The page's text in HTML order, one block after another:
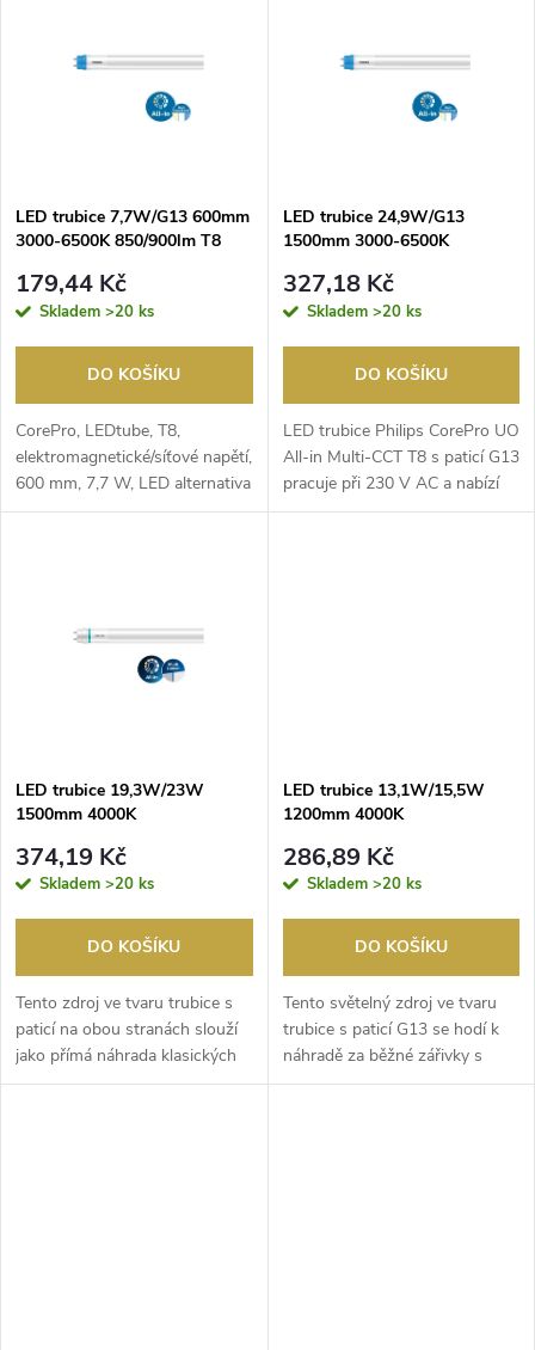
p
r
o
d
u
Abecedně
s
p
r
d
u
LED trubice 7,7W/G13 600mm
3000-6500K 850/900lm T8
PHILIPS
179,44 Kč
Skladem >20 ks
DO KOŠÍKU
CorePro, LEDtube, T8,
elektromagnetické/síťové napětí,
600 mm, 7,7 W, LED alternativa
k 18W tl-d, 30...
LED trubice 24,9W/G13
1500mm 3000-6500K
CorePro UO PHILIPS
327,18 Kč
Skladem >20 ks
DO KOŠÍKU
LED trubice Philips CorePro UO
All‑in Multi‑CCT T8 s ​paticí G13
pracuje při 230 V ​AC a ​nabízí
mož...
LED trubice 19,3W/23W
1500mm 4000K
MASTER Value PHILIPS
374,19 Kč
Skladem >20 ks
DO KOŠÍKU
Tento zdroj ve tvaru trubice s ​
paticí na obou stranách slouží
jako přímá náhrada klasických
zářivek...
LED trubice 13,1W/15,5W
1200mm 4000K
MASTER Value PHILIPS
286,89 Kč
Skladem >20 ks
DO KOŠÍKU
Tento světelný zdroj ve tvaru
trubice s ​paticí G13 se hodí k ​
náhradě za běžné zářivky s ​
označením...